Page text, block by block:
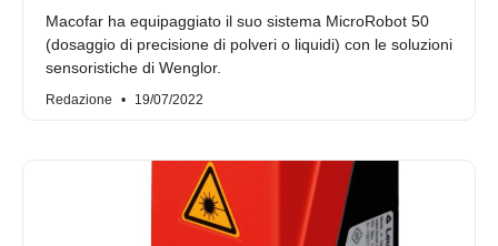
Macofar ha equipaggiato il suo sistema MicroRobot 50
(dosaggio di precisione di polveri o liquidi) con le soluzioni
sensoristiche di Wenglor.
Redazione 19/07/2022